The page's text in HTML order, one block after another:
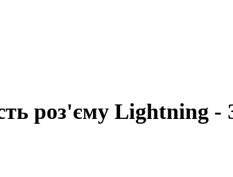
роз'єму Lightning -